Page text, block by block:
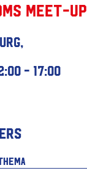
Meet-up
- 17:00